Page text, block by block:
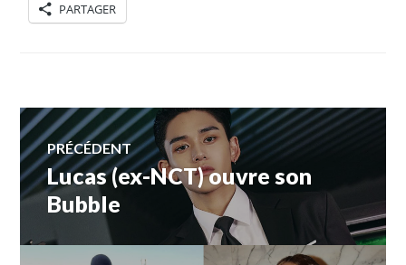
PARTAGER
Navigation
de
l’article
PRÉCÉDENT
Article
précédent :
Lucas (ex-NCT) ouvre son
Bubble